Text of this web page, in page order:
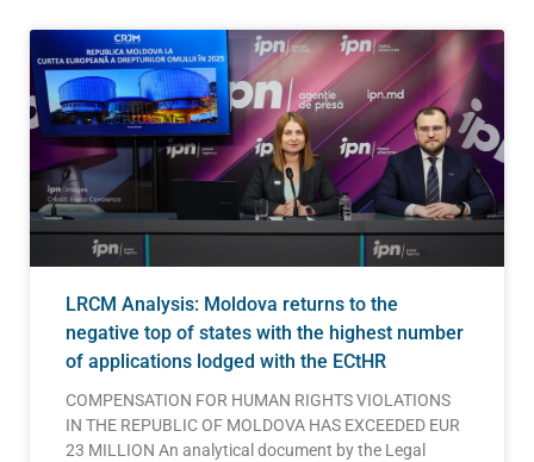
LRCM Analysis: Moldova returns to the
negative top of states with the highest number
of applications lodged with the ECtHR
COMPENSATION FOR HUMAN RIGHTS VIOLATIONS
IN THE REPUBLIC OF MOLDOVA HAS EXCEEDED EUR
23 MILLION An analytical document by the Legal